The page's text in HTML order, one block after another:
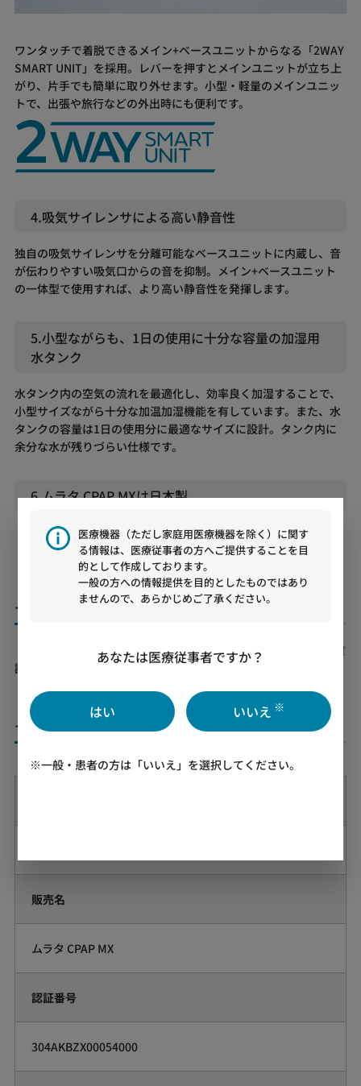
ワンタッチで着脱できるメイン+ベースユニットからなる「2WAY
SMART UNIT」を採用。レバーを押すとメインユニットが立ち上
がり、片手でも簡単に取り外せます。小型・軽量のメインユニッ
トで、出張や旅行などの外出時にも便利です。
4.吸気サイレンサによる高い静音性
独自の吸気サイレンサを分離可能なベースユニットに内蔵し、音
が伝わりやすい吸気口からの音を抑制。メイン+ベースユニット
の一体型で使用すれば、より高い静音性を発揮します。
5.小型ながらも、1日の使用に十分な容量の加湿用
水タンク
水タンク内の空気の流れを最適化し、効率良く加湿することで、
小型サイズながら十分な加温加湿機能を有しています。また、水
タンクの容量は1日の使用分に最適なサイズに設計。タンク内に
余分な水が残りづらい仕様です。
6.ムラタ CPAP MXは日本製
「ムラタ CPAP MX」は日本製CPAPです。設計から製造、サポー
トまで国内で対応しています。
ムラタ CPAP MXに関するよくあるご質問
「ムラタ CPAP MX」のよくあるご質問については
からご確
認ください。
ムラタ CPAP MX 製品仕様
販売名
ムラタ CPAP MX
認証番号
304AKBZX00054000
医療機器（ただし家庭用医療機器を除く）に関す
る情報は、医療従事者の方へご提供することを目
的として作成しております。
一般の方への情報提供を目的としたものではあり
ませんので、あらかじめご了承ください。
あなたは医療従事者ですか？
はい いいえ ※
※一般・患者の方は「いいえ」を選択してください。